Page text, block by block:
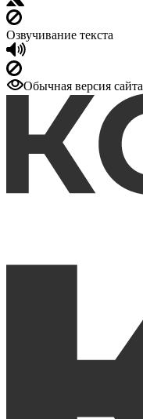
Озвучивание текста
Обычная версия сайта